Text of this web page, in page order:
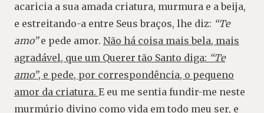
acaricia a sua amada criatura, murmura e a beija,
e estreitando-a entre Seus braços, lhe diz: “Te
amo”e pede amor. Não há coisa mais bela, mais
agradável, que um Querer tão Santo diga: “Te
amo”, e pede, por correspondência, o pequeno
amor da criatura. E eu me sentia fundir-me neste
murmúrio divino como vida em todo meu ser, e